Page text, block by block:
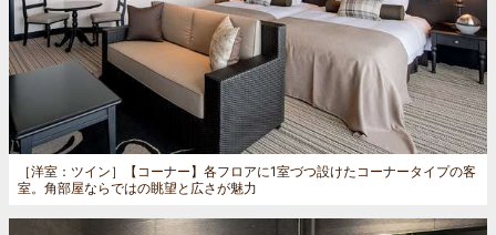
［洋室：ツイン］
【コーナー】各フロアに1室づつ設けたコーナータイプの客
室。角部屋ならではの眺望と広さが魅力